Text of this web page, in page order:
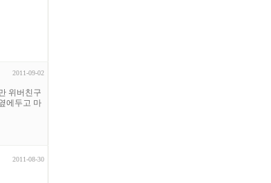
2011-09-02
위버친구
에두고 마
2011-08-30